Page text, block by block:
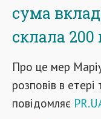
сума
склала 200
Про це мер
розповів в
повідомляє